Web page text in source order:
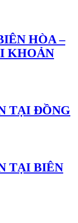
HÒA –
KHOẢN
TẠI ĐỒNG
TẠI BIÊN